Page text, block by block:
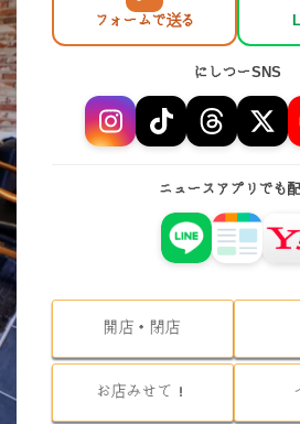
フォームで送る
にしつーSNS
ニュースアプリでも
開店・閉店
お店みせて！